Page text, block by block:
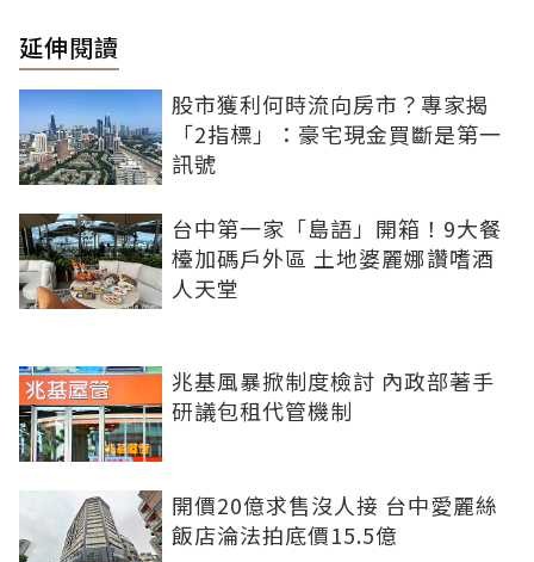
延伸閱讀
股市獲利何時流向房市？專家揭
「2指標」：豪宅現金買斷是第一
訊號
台中第一家「島語」開箱！9大餐
檯加碼戶外區 土地婆麗娜讚嗜酒
人天堂
兆基風暴掀制度檢討 內政部著手
研議包租代管機制
開價20億求售沒人接 台中愛麗絲
飯店淪法拍底價15.5億